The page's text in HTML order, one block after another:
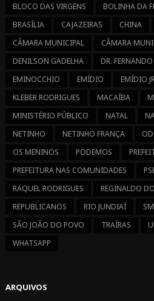
BLOCO DAS VIRGENS
BOLINHA DA
BRASÍLIA
CAJAZEIRAS CHINA
CÂMARA MUNICIPAL
CÂMARA
DENILSON GADELHA
DR. FERNANDO
EMINOCCHIO
EMÍDIO EMÍDIO
KLEBER RODRIGUES
MACAÍBA
MINISTÉRIO PÚBLICO
NATAL
NETINHO
NETINHO FRANÇA
OS MENINOS
PODEMOS
PREFEITURA NAS COMUNIDADES
RAQUEL RODRIGUES
REGINALDO
REPUBLICANOS
RIO JUNDIAÍ
SÃO JOÃO DO POVO
TRAÍRAS
WHATSAPP
ARQUIVOS